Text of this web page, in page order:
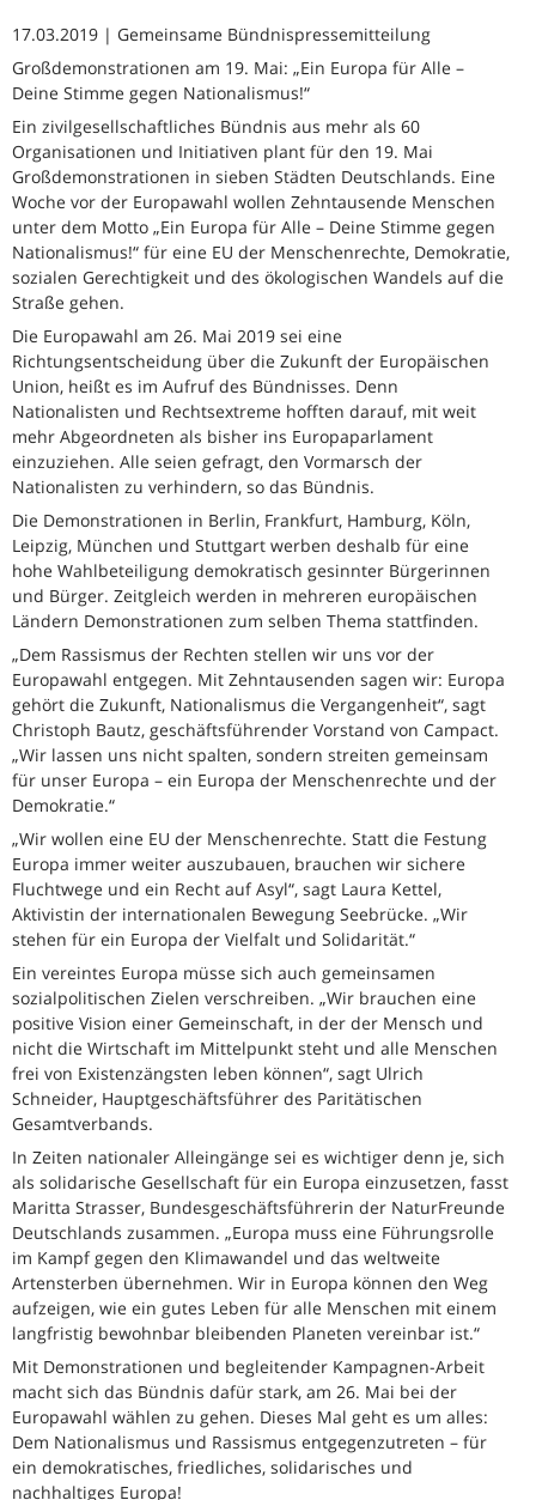
17.03.2019 | Gemeinsame Bündnispressemitteilung
Großdemonstrationen am 19. Mai: „Ein Europa für Alle –
Deine Stimme gegen Nationalismus!“
Ein zivilgesellschaftliches Bündnis aus mehr als 60
Organisationen und Initiativen plant für den 19. Mai
Großdemonstrationen in sieben Städten Deutschlands. Eine
Woche vor der Europawahl wollen Zehntausende Menschen
unter dem Motto „Ein Europa für Alle – Deine Stimme gegen
Nationalismus!“ für eine EU der Menschenrechte, Demokratie,
sozialen Gerechtigkeit und des ökologischen Wandels auf die
Straße gehen.
Die Europawahl am 26. Mai 2019 sei eine
Richtungsentscheidung über die Zukunft der Europäischen
Union, heißt es im Aufruf des Bündnisses. Denn
Nationalisten und Rechtsextreme hofften darauf, mit weit
mehr Abgeordneten als bisher ins Europaparlament
einzuziehen. Alle seien gefragt, den Vormarsch der
Nationalisten zu verhindern, so das Bündnis.
Die Demonstrationen in Berlin, Frankfurt, Hamburg, Köln,
Leipzig, München und Stuttgart werben deshalb für eine
hohe Wahlbeteiligung demokratisch gesinnter Bürgerinnen
und Bürger. Zeitgleich werden in mehreren europäischen
Ländern Demonstrationen zum selben Thema stattfinden.
„Dem Rassismus der Rechten stellen wir uns vor der
Europawahl entgegen. Mit Zehntausenden sagen wir: Europa
gehört die Zukunft, Nationalismus die Vergangenheit“, sagt
Christoph Bautz, geschäftsführender Vorstand von Campact.
„Wir lassen uns nicht spalten, sondern streiten gemeinsam
für unser Europa – ein Europa der Menschenrechte und der
Demokratie.“
„Wir wollen eine EU der Menschenrechte. Statt die Festung
Europa immer weiter auszubauen, brauchen wir sichere
Fluchtwege und ein Recht auf Asyl“, sagt Laura Kettel,
Aktivistin der internationalen Bewegung Seebrücke. „Wir
stehen für ein Europa der Vielfalt und Solidarität.“
Ein vereintes Europa müsse sich auch gemeinsamen
sozialpolitischen Zielen verschreiben. „Wir brauchen eine
positive Vision einer Gemeinschaft, in der der Mensch und
nicht die Wirtschaft im Mittelpunkt steht und alle Menschen
frei von Existenzängsten leben können“, sagt Ulrich
Schneider, Hauptgeschäftsführer des Paritätischen
Gesamtverbands.
In Zeiten nationaler Alleingänge sei es wichtiger denn je, sich
als solidarische Gesellschaft für ein Europa einzusetzen, fasst
Maritta Strasser, Bundesgeschäftsführerin der NaturFreunde
Deutschlands zusammen. „Europa muss eine Führungsrolle
im Kampf gegen den Klimawandel und das weltweite
Artensterben übernehmen. Wir in Europa können den Weg
aufzeigen, wie ein gutes Leben für alle Menschen mit einem
langfristig bewohnbar bleibenden Planeten vereinbar ist.“
Mit Demonstrationen und begleitender Kampagnen-Arbeit
macht sich das Bündnis dafür stark, am 26. Mai bei der
Europawahl wählen zu gehen. Dieses Mal geht es um alles:
Dem Nationalismus und Rassismus entgegenzutreten – für
ein demokratisches, friedliches, solidarisches und
nachhaltiges Europa!